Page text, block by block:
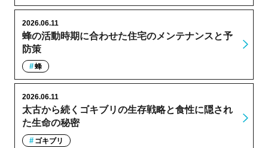
蜂の活動時期に合わせた住宅のメンテナンスと予
防策
2026.06.11
蜂
太古から続くゴキブリの生存戦略と食性に隠され
た生命の秘密
2026.06.11
ゴキブリ